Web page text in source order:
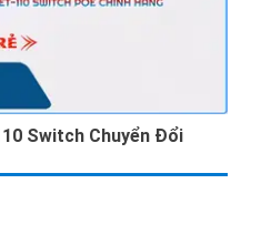
Switch Chuyển Đổi